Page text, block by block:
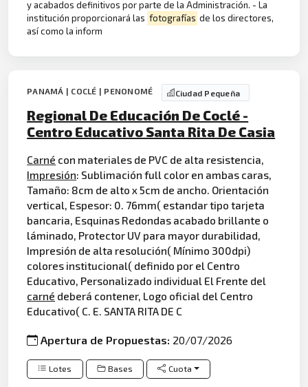
y acabados definitivos por parte de la Administración. - La
institución proporcionará las fotografías de los directores,
así como la inform
PANAMÁ | COCLÉ | PENONOMÉ Ciudad Pequeña
Regional De Educación De Coclé -
Centro Educativo Santa Rita De Casia
Carné con materiales de PVC de alta resistencia,
Impresión: Sublimación full color en ambas caras,
Tamaño: 8cm de alto x 5cm de ancho. Orientación
vertical, Espesor: 0. 76mm( estandar tipo tarjeta
bancaria, Esquinas Redondas acabado brillante o
láminado, Protector UV para mayor durabilidad,
Impresión de alta resolución( Mínimo 300dpi)
colores institucional( definido por el Centro
Educativo, Personalizado individual El Frente del
carné deberá contener, Logo oficial del Centro
Educativo( C. E. SANTA RITA DE C
Apertura de Propuestas: 20/07/2026
Lotes Bases Cuota